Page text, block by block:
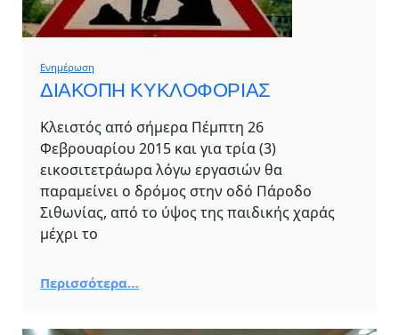
Ενημέρωση
ΔΙΑΚΟΠΗ ΚΥΚΛΟΦΟΡΙΑΣ
Κλειστός από σήμερα Πέμπτη 26
Φεβρουαρίου 2015 και για τρία (3)
εικοσιτετράωρα λόγω εργασιών θα
παραμείνει ο δρόμος στην οδό Πάροδο
Σιθωνίας, από το ύψος της παιδικής χαράς
μέχρι το
Περισσότερα…